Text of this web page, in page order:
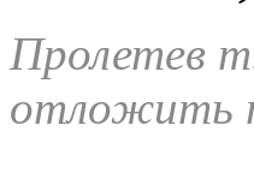
Пролетев
отложить